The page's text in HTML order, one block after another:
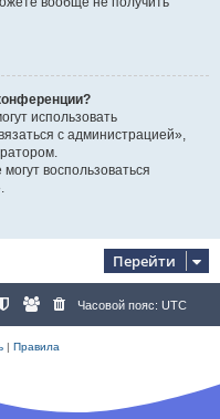
использовать
с администрацией»,
воспользоваться
Перейти
Часовой пояс: UTC
| Правила